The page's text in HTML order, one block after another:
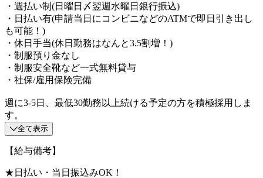
・週払い制(日曜日〆翌週水曜日銀行振込)
・日払い有(申請当日にコンビニなどのATMで即日引き出し
も可能！)
・休日手当(休日勤務はなんと3.5割増！)
・制服預り金なし
・制服安全靴など一式無料貸与
・社保/雇用保険完備
週に3-5日、最低30勤務以上続ける予定の方を積極採用しま
す。
全て表示
【給与備考】
★日払い・当日振込みOK！